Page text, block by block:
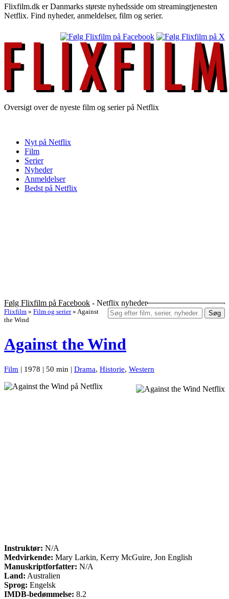
Flixfilm.dk er Danmarks største nyhedsside om streamingtjenesten
Netflix. Find nyheder, anmeldelser, film og serier.
Oversigt over de nyeste film og serier på Netflix
Nyt på Netflix
Film
Serier
Nyheder
Anmeldelser
Bedst på Netflix
Følg Flixfilm på Facebook - Netflix nyheder
Søg
Flixfilm » Film og serier » Against
the Wind
Against the Wind
Film | 1978 | 50 min | Drama, Historie, Western
Instruktør: N/A
Medvirkende: Mary Larkin, Kerry McGuire, Jon English
Manuskriptforfatter: N/A
Land: Australien
Sprog: Engelsk
IMDB-bedømmelse: 8.2